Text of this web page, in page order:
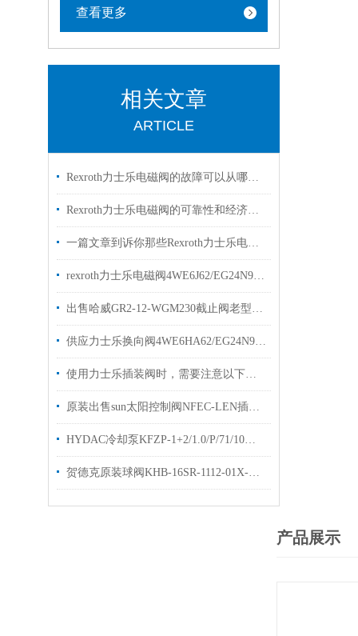
查看更多
相关文章
ARTICLE
Rexroth力士乐电磁阀的故障可以从哪里进行排查
Rexroth力士乐电磁阀的可靠性和经济性解读
一篇文章到诉你那些Rexroth力士乐电磁阀常见的符号的是什么意思
rexroth力士乐电磁阀4WE6J62/EG24N9K4两位三通阀
出售哈威GR2-12-WGM230截止阀老型号GR2-1-WG230
供应力士乐换向阀4WE6HA62/EG24N9K4型号齐全
使用力士乐插装阀时，需要注意以下几个关键的事项
原装出售sun太阳控制阀NFEC-LEN插装阀样本技术参数
HYDAC冷却泵KFZP-1+2/1.0/P/71/10电机泵优势出售
贺德克原装球阀KHB-16SR-1112-01X-A直销高压球阀KHB
产品展示